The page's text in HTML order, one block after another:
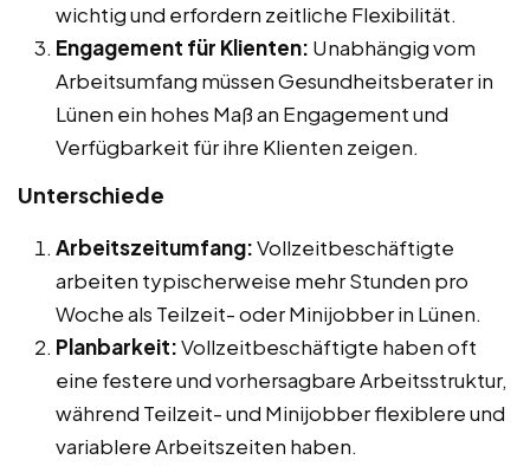
wichtig und erfordern zeitliche Flexibilität.
Engagement für Klienten: Unabhängig vom
Arbeitsumfang müssen Gesundheitsberater in
Lünen ein hohes Maß an Engagement und
Verfügbarkeit für ihre Klienten zeigen.
Unterschiede
Arbeitszeitumfang:Vollzeitbeschäftigte
arbeiten typischerweise mehr Stunden pro
Woche als Teilzeit- oder Minijobber in Lünen.
Planbarkeit:Vollzeitbeschäftigte haben oft
eine festere und vorhersagbare Arbeitsstruktur,
während Teilzeit- und Minijobber flexiblere und
variablere Arbeitszeiten haben.